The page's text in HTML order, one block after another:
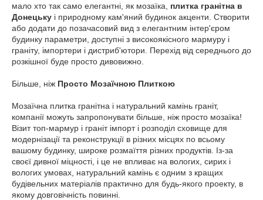
мало хто так само елегантні, як мозаїка, плитка гранітна в
Донецьку і природному кам'яний будинок акценти. Створити
або додати до позачасовий вид з елегантним інтер'єром
будинку параметри, доступні з високоякісного мармуру і
граніту, імпортери і дистриб'ютори. Перехід від середнього до
розкішної буде просто дивовижно.
Більше, ніж Просто Мозаїчною Плиткою
Мозаїчна плитка гранітна і натуральний камінь граніт,
компанії можуть запропонувати більше, ніж просто мозаїка!
Візит топ-мармур і граніт імпорт і розподіл сховище для
модернізації та реконструкції в різних місцях по всьому
вашому будинку, широке розмаїття різних продуктів. Із-за
своєї дивної міцності, і це не впливає на вологих, сирих і
вологих умовах, натуральний камінь є одним з кращих
будівельних матеріалів практично для будь-якого проекту, в
якому довговічність повинні.